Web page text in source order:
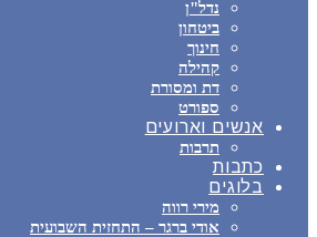
נדל"ן
ביטחון
חינוך
קהילה
דת ומסורת
ספורט
אנשים וארועים
תרבות
כתבות
בלוגים
מירי רווה
אודי ברגר – התחזית השבועית